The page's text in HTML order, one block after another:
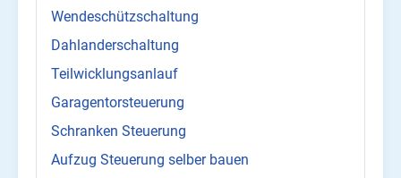
Wendeschützschaltung
Dahlanderschaltung
Teilwicklungsanlauf
Garagentorsteuerung
Schranken Steuerung
Aufzug Steuerung selber bauen